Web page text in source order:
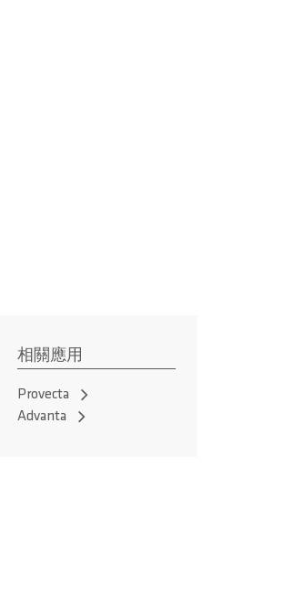
相關應用
Provecta
Advanta